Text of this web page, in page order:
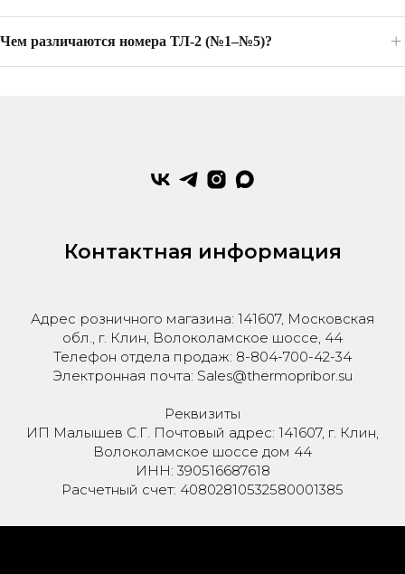
Чем различаются номера ТЛ-2 (№1–№5)?
Контактная информация
Адрес розничного магазина: 141607, Московская
обл., г. Клин, Волоколамское шоссе, 44
Телефон отдела продаж: 8-804-700-42-34
Электронная почта: Sales@thermopribor.su
Реквизиты
ИП Малышев С.Г. Почтовый адрес: 141607, г. Клин,
Волоколамское шоссе дом 44
ИНН: 390516687618
Расчетный счет: 40802810532580001385